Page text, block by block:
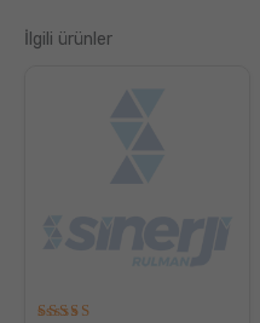
İlgili ürünler